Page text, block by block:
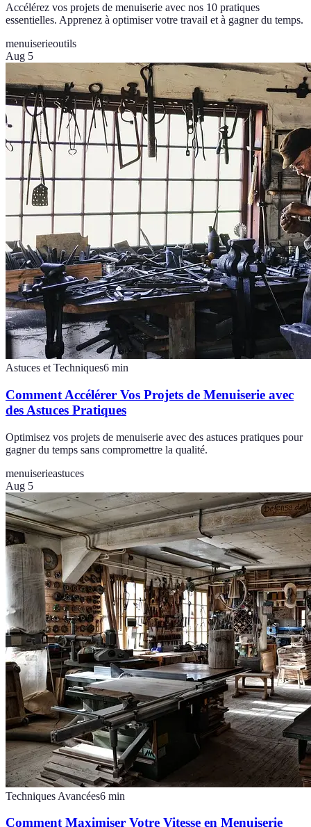
Accélérez vos projets de menuiserie avec nos 10 pratiques
essentielles. Apprenez à optimiser votre travail et à gagner du temps.
menuiserieoutils
Aug 5
Astuces et Techniques6 min
Comment Accélérer Vos Projets de Menuiserie avec
des Astuces Pratiques
Optimisez vos projets de menuiserie avec des astuces pratiques pour
gagner du temps sans compromettre la qualité.
menuiserieastuces
Aug 5
Techniques Avancées6 min
Comment Maximiser Votre Vitesse en Menuiserie